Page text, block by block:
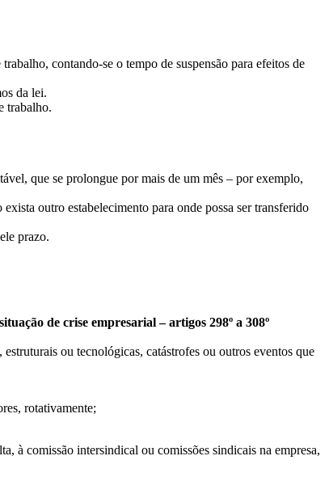
contando-se o tempo de suspensão para efeitos de
da lei.
trabalho.
que se prolongue por mais de um mês – por exemplo,
outro estabelecimento para onde possa ser transferido
prazo.
de crise empresarial – artigos 298º a 308º
ou tecnológicas, catástrofes ou outros eventos que
rotativamente;
à comissão intersindical ou comissões sindicais na empresa,